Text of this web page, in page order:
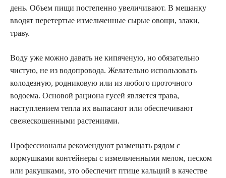
день. Объем пищи постепенно увеличивают. В мешанку
вводят перетертые измельченные сырые овощи, злаки,
траву.
Воду уже можно давать не кипяченую, но обязательно
чистую, не из водопровода. Желательно использовать
колодезную, родниковую или из любого проточного
водоема. Основой рациона гусей является трава,
наступлением тепла их выпасают или обеспечивают
свежескошенными растениями.
Профессионалы рекомендуют размещать рядом с
кормушками контейнеры с измельченными мелом, песком
или ракушками, это обеспечит птице кальций в качестве